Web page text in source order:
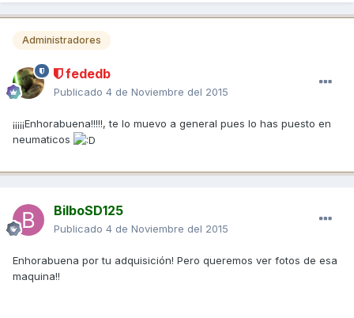
Administradores
fededb
Publicado 4 de Noviembre del 2015
¡¡¡¡¡Enhorabuena!!!!!, te lo muevo a general pues lo has puesto en
neumaticos
BilboSD125
Publicado 4 de Noviembre del 2015
Enhorabuena por tu adquisición! Pero queremos ver fotos de esa
maquina!!